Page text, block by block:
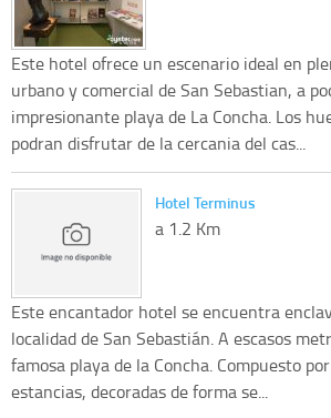
Este hotel ofrece un escenario ideal en
urbano y comercial de San Sebastian, a
impresionante playa de La Concha. Los
podran disfrutar de la cercania del cas...
Hotel Terminus
a 1.2 Km
Este encantador hotel se encuentra
localidad de San Sebastián. A escasos
famosa playa de la Concha. Compuesto
estancias, decoradas de forma se...